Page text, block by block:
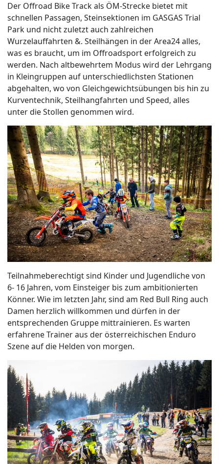
Der Offroad Bike Track als ÖM-Strecke bietet mit
schnellen Passagen, Steinsektionen im GASGAS Trial
Park und nicht zuletzt auch zahlreichen
Wurzelauffahrten &. Steilhängen in der Area24 alles,
was es braucht, um im Offroadsport erfolgreich zu
werden. Nach altbewehrtem Modus wird der Lehrgang
in Kleingruppen auf unterschiedlichsten Stationen
abgehalten, wo von Gleichgewichtsübungen bis hin zu
Kurventechnik, Steilhangfahrten und Speed, alles
unter die Stollen genommen wird.
Teilnahmeberechtigt sind Kinder und Jugendliche von
6- 16 Jahren, vom Einsteiger bis zum ambitionierten
Könner. Wie im letzten Jahr, sind am Red Bull Ring auch
Damen herzlich willkommen und dürfen in der
entsprechenden Gruppe mittrainieren. Es warten
erfahrene Trainer aus der österreichischen Enduro
Szene auf die Helden von morgen.